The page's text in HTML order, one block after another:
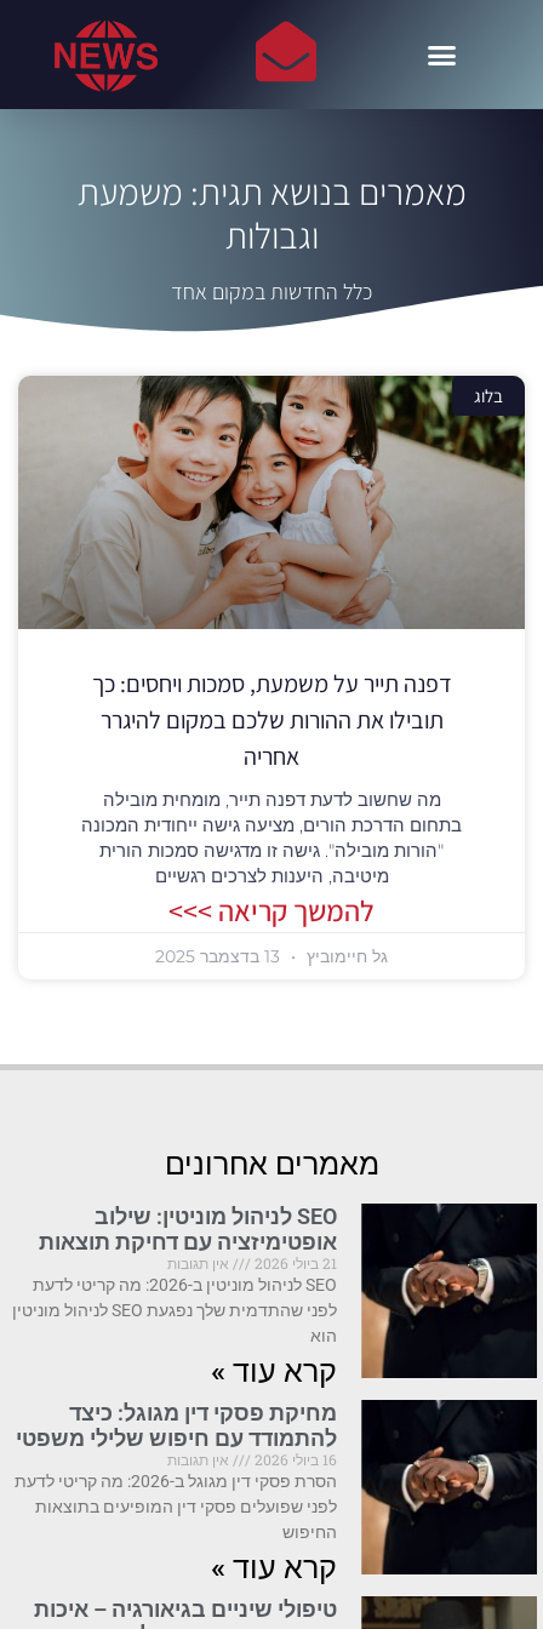
מאמרים בנושא תגית: משמעת
וגבולות
כלל החדשות במקום אחד
בלוג
דפנה תייר על משמעת, סמכות ויחסים: כך
תובילו את ההורות שלכם במקום להיגרר
אחריה
מה שחשוב לדעת דפנה תייר, מומחית מובילה
בתחום הדרכת הורים, מציעה גישה ייחודית המכונה
"הורות מובילה". גישה זו מדגישה סמכות הורית
מיטיבה, היענות לצרכים רגשיים
להמשך קריאה >>>
גל חיימוביץ
מאמרים אחרונים
SEO לניהול מוניטין: שילוב
אופטימיזציה עם דחיקת תוצאות
21 ביולי 2026
אין תגובות
SEO לניהול מוניטין ב-2026: מה קריטי לדעת
לפני שהתדמית שלך נפגעת SEO לניהול מוניטין
הוא
קרא עוד »
מחיקת פסקי דין מגוגל: כיצד
להתמודד עם חיפוש שלילי משפטי
16 ביולי 2026
אין תגובות
הסרת פסקי דין מגוגל ב-2026: מה קריטי לדעת
לפני שפועלים פסקי דין המופיעים בתוצאות
החיפוש
קרא עוד »
טיפולי שיניים בגיאורגיה – איכות